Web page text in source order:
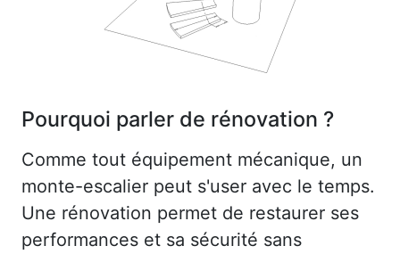
Pourquoi parler de rénovation ?
Comme tout équipement mécanique, un
monte-escalier peut s'user avec le temps.
Une rénovation permet de restaurer ses
performances et sa sécurité sans